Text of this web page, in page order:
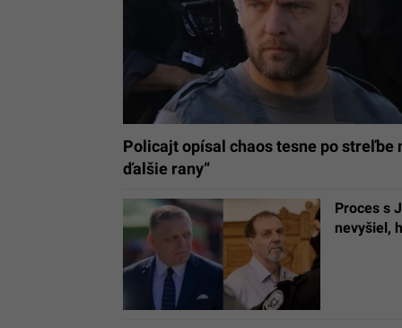
Policajt opísal chaos tesne po streľbe
ďalšie rany“
Proces s
nevyšiel,